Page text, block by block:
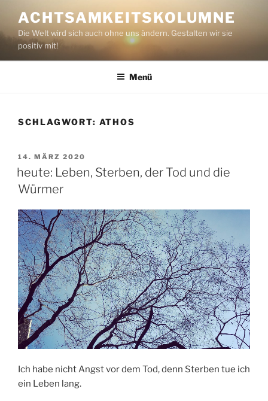
Inhalt
springen
ACHTSAMKEITSKOLUMNE
Die Welt wird sich auch ohne uns ändern. Gestalten wir sie
positiv mit!
Menü
SCHLAGWORT: ATHOS
VERÖFFENTLICHT
AM
14. MÄRZ 2020
heute: Leben, Sterben, der Tod und die
Würmer
Ich habe nicht Angst vor dem Tod, denn Sterben tue ich
ein Leben lang.